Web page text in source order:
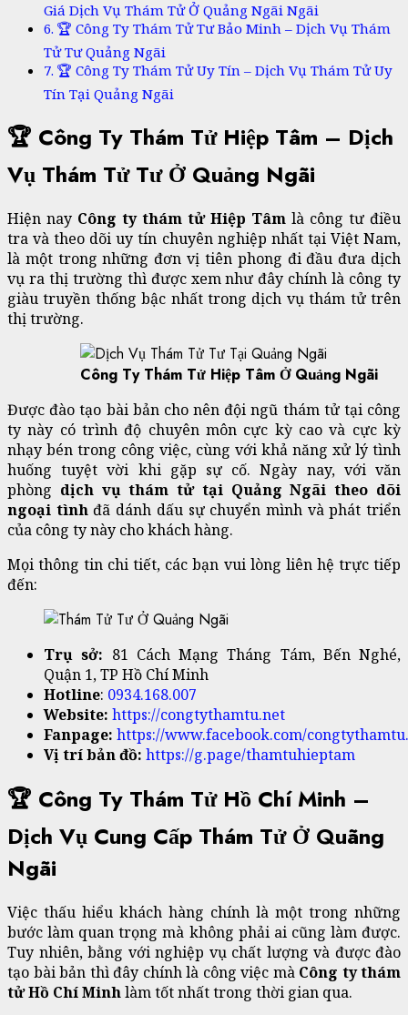
Giá Dịch Vụ Thám Tử Ở Quảng Ngãi Ngãi
🏆 Công Ty Thám Tử Tư Bảo Minh – Dịch Vụ Thám
Tử Tư Quảng Ngãi
🏆 Công Ty Thám Tử Uy Tín – Dịch Vụ Thám Tử Uy
Tín Tại Quảng Ngãi
🏆 Công Ty Thám Tử Hiệp Tâm – Dịch
Vụ Thám Tử Tư Ở Quảng Ngãi
Hiện nay Công ty thám tử Hiệp Tâm là công tư điều
tra và theo dõi uy tín chuyên nghiệp nhất tại Việt Nam,
là một trong những đơn vị tiên phong đi đầu đưa dịch
vụ ra thị trường thì được xem như đây chính là công ty
giàu truyền thống bậc nhất trong dịch vụ thám tử trên
thị trường.
Công Ty Thám Tử Hiệp Tâm Ở Quảng Ngãi
Được đào tạo bài bản cho nên đội ngũ thám tử tại công
ty này có trình độ chuyên môn cực kỳ cao và cực kỳ
nhạy bén trong công việc, cùng với khả năng xử lý tình
huống tuyệt vời khi gặp sự cố. Ngày nay, với văn
phòng dịch vụ thám tử tại Quảng Ngãi theo dõi
ngoại tìnhđã dánh dấu sự chuyển mình và phát triển
của công ty này cho khách hàng.
Mọi thông tin chi tiết, các bạn vui lòng liên hệ trực tiếp
đến:
Trụ sở: 81 Cách Mạng Tháng Tám, Bến Nghé,
Quận 1, TP Hồ Chí Minh
Hotline: 0934.168.007
Website: https://congtythamtu.net
Fanpage: https://www.facebook.com/
Vị trí bản đồ: https://g.page/thamtuhieptam
🏆 Công Ty Thám Tử Hồ Chí Minh –
Dịch Vụ Cung Cấp Thám Tử Ở Quãng
Ngãi
Việc thấu hiểu khách hàng chính là một trong những
bước làm quan trọng mà không phải ai cũng làm được.
Tuy nhiên, bằng với nghiệp vụ chất lượng và được đào
tạo bài bản thì đây chính là công việc mà Công ty thám
tử Hồ Chí Minhlàm tốt nhất trong thời gian qua.